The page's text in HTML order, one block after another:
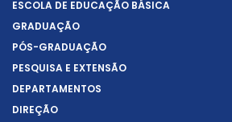
ESCOLA DE EDUCAÇÃO BÁSICA
GRADUAÇÃO
PÓS-GRADUAÇÃO
PESQUISA E EXTENSÃO
DEPARTAMENTOS
DIREÇÃO